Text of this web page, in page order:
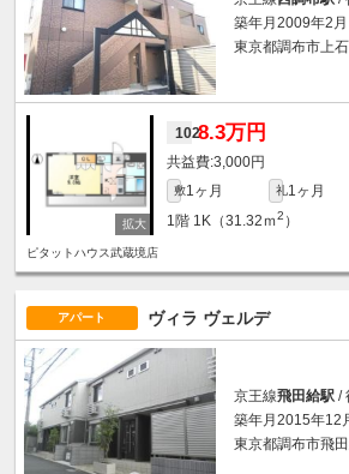
築年月2009年2
東京都調布市上
1028.3万円
3,000円
敷1ヶ月 礼1ヶ月
1階 1K（31.32ｍ2 ）
ピタットハウス武蔵境店
アパート ヴィラ ヴェルデ
京王線飛田給駅 /
築年月2015年12
東京都調布市飛